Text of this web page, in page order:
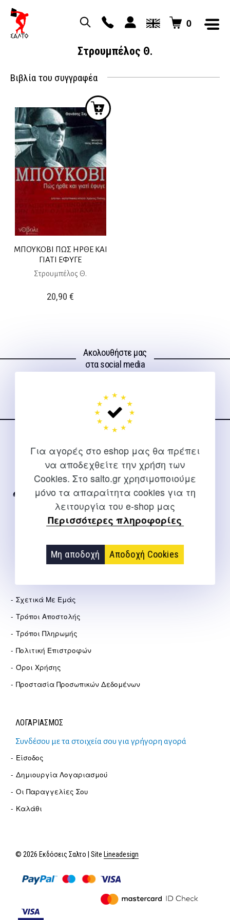
Για αγορές στο eshop μας θα πρέπει
να αποδεχθείτε την χρήση των
Cookies. Στο salto.gr χρησιμοποιούμε
μόνο τα απαραίτητα cookies για τη
λειτουργία του e-shop μας
Περισσότερες πληροφορίες
Μη αποδοχή Αποδοχή Cookies
0
Στρουμπέλος Θ.
Βιβλία του συγγραφέα
ΜΠΟΥΚΟΒΙ ΠΩΣ ΗΡΘΕ ΚΑΙ
ΓΙΑΤΙ ΕΦΥΓΕ
Στρουμπέλος Θ.
20,90€
Ακολουθήστε μας
στα social media
ΕΠΙΚΟΙΝΩΝΊΑ
Για διευκρινίσεις και υποστήριξη παραγγελιών μέσω του
Internet
2310 267108
info@salto.gr
Σχετικά Με Εμάς
Τρόποι Αποστολής
Τρόποι Πληρωμής
Πολιτική Επιστροφών
Όροι Χρήσης
Προστασία Προσωπικών Δεδομένων
ΛΟΓΑΡΙΑΣΜΟΣ
Συνδέσου με τα στοιχεία σου για γρήγορη αγορά
Είσοδος
Δημιουργία Λογαριασμού
Οι Παραγγελίες Σου
Καλάθι
© 2026 Εκδόσεις Σαλτο | Site Lineadesign